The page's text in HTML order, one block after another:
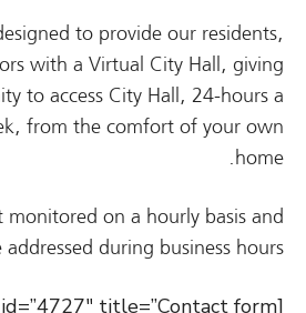
to provide our residents,
with a Virtual City Hall, giving
to access City Hall, 24-hours a
from the comfort of your own
home.
monitored on a hourly basis and
addressed during business hours.
title=”Contact form